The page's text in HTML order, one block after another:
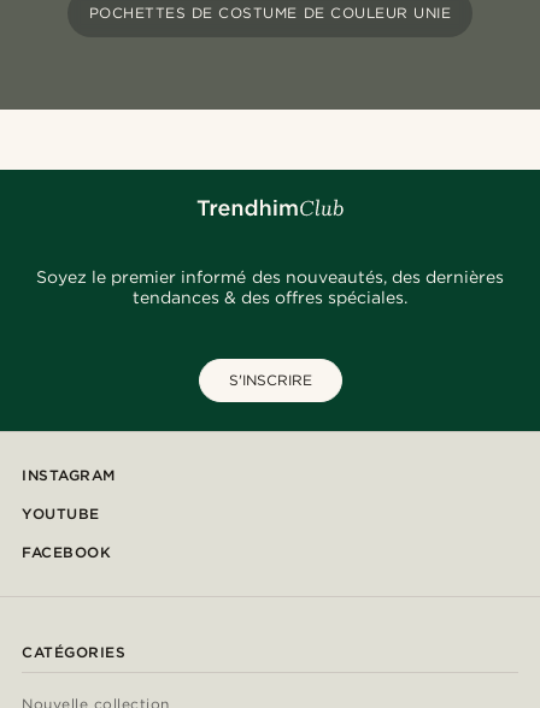
POCHETTES DE COSTUME DE COULEUR UNIE
Soyez le premier informé des nouveautés, des dernières
tendances & des offres spéciales.
S'INSCRIRE
INSTAGRAM
YOUTUBE
FACEBOOK
CATÉGORIES
Nouvelle collection